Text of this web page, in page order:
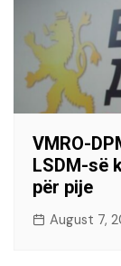
VMRO-
LSDM-së
për pije
August 7,